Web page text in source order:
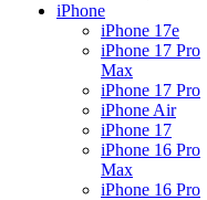
iPhone
iPhone 17e
iPhone 17 Pro
Max
iPhone 17 Pro
iPhone Air
iPhone 17
iPhone 16 Pro
Max
iPhone 16 Pro